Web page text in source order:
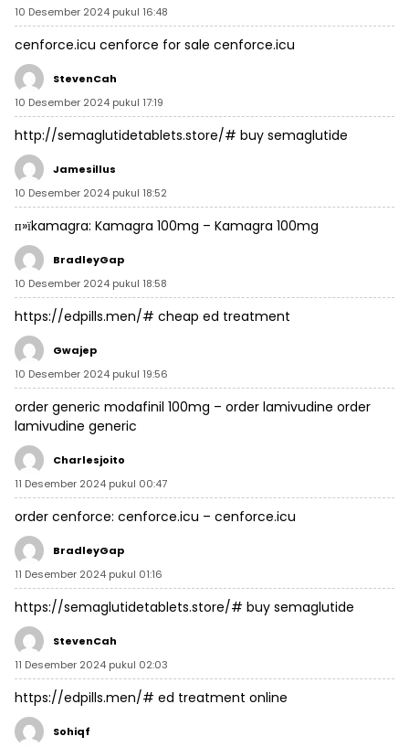
10 Desember 2024 pukul 16:48
cenforce.icu cenforce for sale cenforce.icu
StevenCah
10 Desember 2024 pukul 17:19
http://semaglutidetablets.store/# buy semaglutide
Jamesillus
10 Desember 2024 pukul 18:52
п»їkamagra: Kamagra 100mg – Kamagra 100mg
BradleyGap
10 Desember 2024 pukul 18:58
https://edpills.men/# cheap ed treatment
Gwajep
10 Desember 2024 pukul 19:56
order generic modafinil 100mg – order lamivudine order
lamivudine generic
Charlesjoito
11 Desember 2024 pukul 00:47
order cenforce: cenforce.icu – cenforce.icu
BradleyGap
11 Desember 2024 pukul 01:16
https://semaglutidetablets.store/# buy semaglutide
StevenCah
11 Desember 2024 pukul 02:03
https://edpills.men/# ed treatment online
Sohiqf